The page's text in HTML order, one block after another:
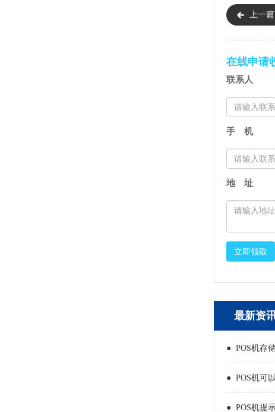
上一篇
在线申请
联系人
手 机
地 址
立即领取
最新资
● POS机存
● POS机可
● POS机提